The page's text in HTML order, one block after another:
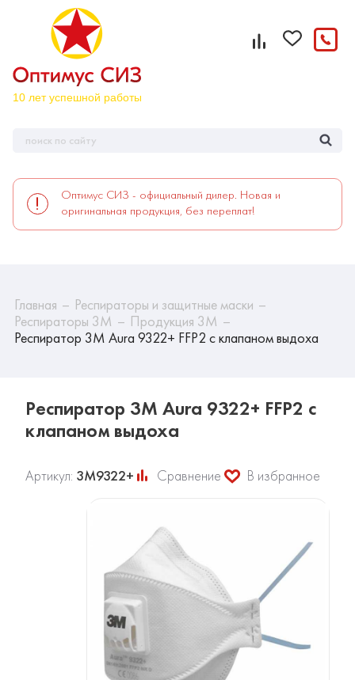
Оптимус СИЗ - официальный дилер. Новая и
оригинальная продукция, без переплат!
Главная
Респираторы и защитные маски
Респираторы 3М
Продукция 3М
Респиратор 3М Aura 9322+ FFP2 с клапаном выдоха
Респиратор 3М Aura 9322+ FFP2 с
клапаном выдоха
Артикул: 3М9322+ Сравнение В избранное